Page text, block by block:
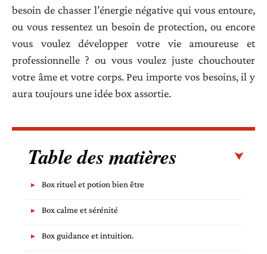
besoin de chasser l’énergie négative qui vous entoure,
ou vous ressentez un besoin de protection, ou encore
vous voulez développer votre vie amoureuse et
professionnelle ? ou vous voulez juste chouchouter
votre âme et votre corps. Peu importe vos besoins, il y
aura toujours une idée box assortie.
Table des matières
Box rituel et potion bien être
Box calme et sérénité
Box guidance et intuition.